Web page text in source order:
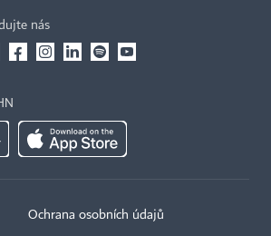
nás
Ochrana osobních údajů